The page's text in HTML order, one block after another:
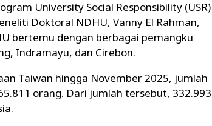
University Social Responsibility (USR)
Doktoral NDHU, Vanny El Rahman,
bertemu dengan berbagai pemangku
Indramayu, dan Cirebon.
Taiwan hingga November 2025, jumlah
orang. Dari jumlah tersebut, 332.993